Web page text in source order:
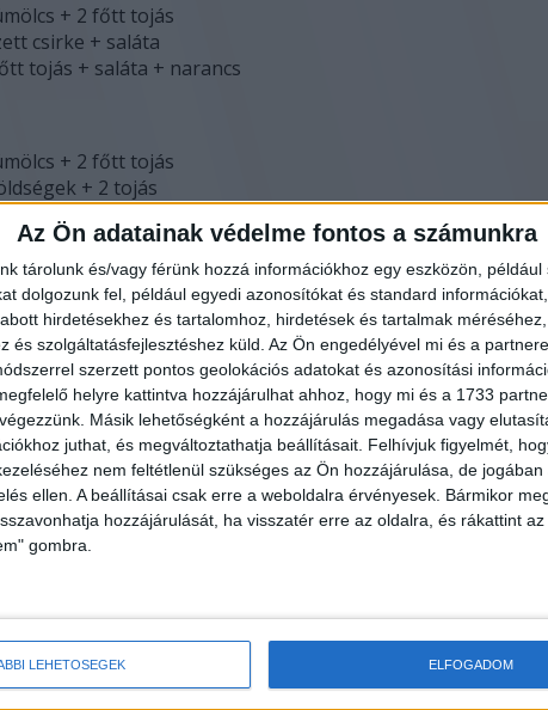
Az Ön adatainak védelme fontos a számunkra
tárolunk és/vagy férünk hozzá információkhoz egy eszközön, például
dolgozunk fel, például egyedi azonosítókat és standard
hirdetésekhez és tartalomhoz, hirdetések és tartalmak méréséhez,
és szolgáltatásfejlesztéshez küld. Az Ön engedélyével mi és a
szerzett pontos geolokációs adatokat és azonosítási
helyre kattintva hozzájárulhat ahhoz, hogy mi és a 1733
Másik lehetőségként a hozzájárulás megadása vagy
juthat, és megváltoztathatja beállításait. Felhívjuk figyelmét,
nem feltétlenül szükséges az Ön hozzájárulása, de jogában
ellen. A beállításai csak erre a weboldalra érvényesek. Bármikor
hozzájárulását, ha visszatér erre az oldalra, és rákattint az
gombra.
LEHETŐSÉGEK ELFOGADOM
+ 2 főtt tojás
csirke + saláta
tojás + saláta + narancs
+ 2 főtt tojás
+ 2 tojás
hal + saláta
+ 2 főtt tojás
+ grillezett csirke
tojás + saláta + narancs
+ 2 főtt tojás
+ sajt + 2 főtt tojás
+ grillezett csirke
(saját levében) + saláta
tojás + saláta